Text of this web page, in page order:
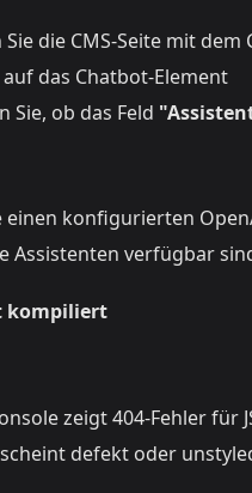
die CMS-Seite mit
auf das Chatbot-Element
Sie, ob das Feld
einen konfigurierten
Assistenten verfügbar
kompiliert
zeigt 404-Fehler für
defekt oder